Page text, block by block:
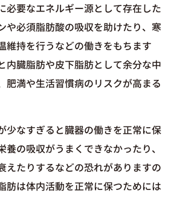
必要なエネルギー源として存在した
や必須脂肪酸の吸収を助けたり、寒
維持を行うなどの働きをもちます
内臓脂肪や皮下脂肪として余分な中
肥満や生活習慣病のリスクが高まる
少なすぎると臓器の働きを正常に保
養の吸収がうまくできなかったり、
えたりするなどの恐れがありますの
肪は体内活動を正常に保つためには